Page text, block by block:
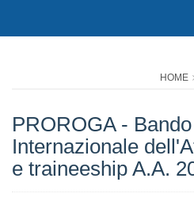
HOME
PROROGA -
Internazionale
e traineeship A.A.